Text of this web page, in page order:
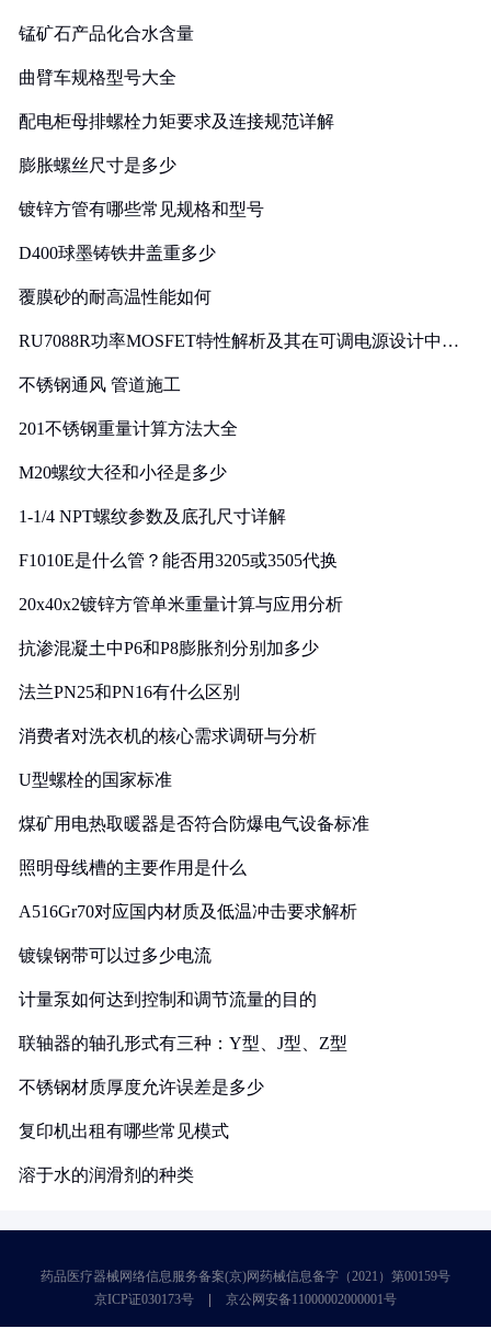
锰矿石产品化合水含量
曲臂车规格型号大全
配电柜母排螺栓力矩要求及连接规范详解
膨胀螺丝尺寸是多少
镀锌方管有哪些常见规格和型号
D400球墨铸铁井盖重多少
覆膜砂的耐高温性能如何
RU7088R功率MOSFET特性解析及其在可调电源设计中的
不锈钢通风 管道施工
201不锈钢重量计算方法大全
M20螺纹大径和小径是多少
1-1/4 NPT螺纹参数及底孔尺寸详解
F1010E是什么管？能否用3205或3505代换
20x40x2镀锌方管单米重量计算与应用分析
抗渗混凝土中P6和P8膨胀剂分别加多少
法兰PN25和PN16有什么区别
消费者对洗衣机的核心需求调研与分析
U型螺栓的国家标准
煤矿用电热取暖器是否符合防爆电气设备标准
照明母线槽的主要作用是什么
A516Gr70对应国内材质及低温冲击要求解析
镀镍钢带可以过多少电流
计量泵如何达到控制和调节流量的目的
联轴器的轴孔形式有三种：Y型、J型、Z型
不锈钢材质厚度允许误差是多少
复印机出租有哪些常见模式
溶于水的润滑剂的种类
药品医疗器械网络信息服务备案(京)网药械信息备字（2021）第00159号
京ICP证030173号
京公网安备11000002000001号